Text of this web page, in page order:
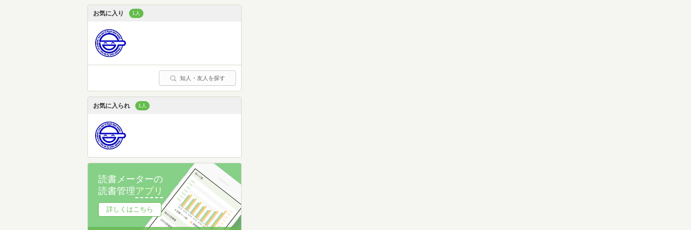
お気に入り 1人
知人・友人を探す
お気に入られ 1人
読書メーターの
読書管理アプリ
詳しくはこちら